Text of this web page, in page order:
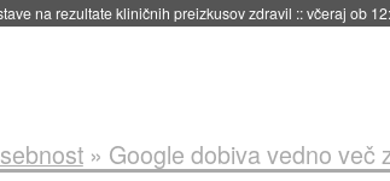
na rezultate kliničnih preizkusov zdravil ::včeraj ob
» Google dobiva vedno več